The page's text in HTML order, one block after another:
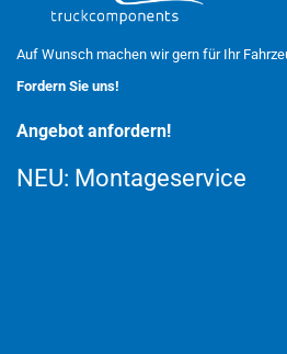
Auf Wunsch machen wir gern für Ihr
Fordern Sie uns!
Angebot anfordern!
NEU: Montageservice